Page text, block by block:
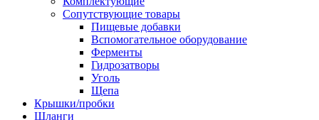
Сопутствующие товары
Пищевые добавки
Вспомогательное оборудование
Ферменты
Гидрозатворы
Уголь
Щепа
Крышки/пробки
Шланги